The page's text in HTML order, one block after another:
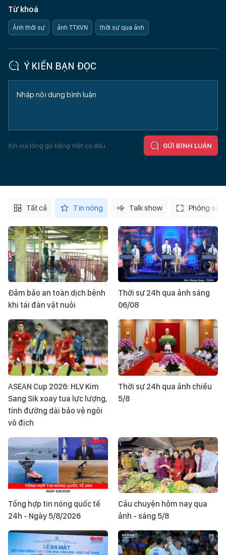
Từ khoá
Ảnh thời sự ảnh TTXVN thời sự qua ảnh
Ý KIẾN BẠN ĐỌC
Xin vui lòng gõ tiếng Việt có dấu GỬI BÌNH LUẬN
Tất cả Tin nóng Talk show Phóng sự
Đảm bảo an toàn dịch bệnh
khi tái đàn vật nuôi
Thời sự 24h qua ảnh sáng
06/08
ASEAN Cup 2026: HLV Kim
Sang Sik xoay tua lực lượng,
tính đường dài bảo vệ ngôi
vô địch
Thời sự 24h qua ảnh chiều
5/8
Tổng hợp tin nóng quốc tế
24h - Ngày 5/8/2026
Câu chuyện hôm nay qua
ảnh - sáng 5/8